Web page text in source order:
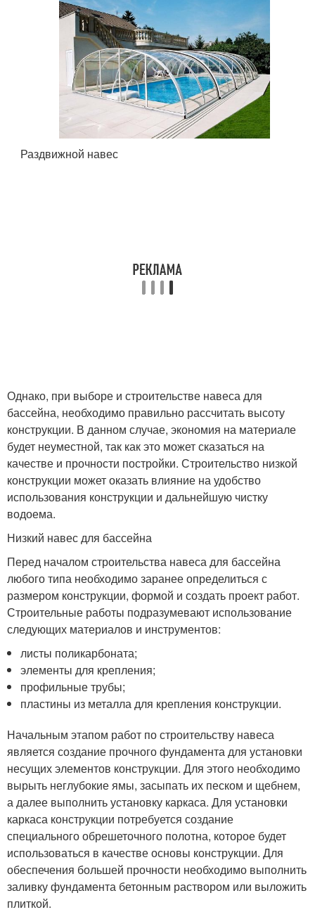
Раздвижной навес
Однако, при выборе и строительстве навеса для
бассейна, необходимо правильно рассчитать высоту
конструкции. В данном случае, экономия на материале
будет неуместной, так как это может сказаться на
качестве и прочности постройки. Строительство низкой
конструкции может оказать влияние на удобство
использования конструкции и дальнейшую чистку
водоема.
Низкий навес для бассейна
Перед началом строительства навеса для бассейна
любого типа необходимо заранее определиться с
размером конструкции, формой и создать проект работ.
Строительные работы подразумевают использование
следующих материалов и инструментов:
листы поликарбоната;
элементы для крепления;
профильные трубы;
пластины из металла для крепления конструкции.
Начальным этапом работ по строительству навеса
является создание прочного фундамента для установки
несущих элементов конструкции. Для этого необходимо
вырыть неглубокие ямы, засыпать их песком и щебнем,
а далее выполнить установку каркаса. Для установки
каркаса конструкции потребуется создание
специального обрешеточного полотна, которое будет
использоваться в качестве основы конструкции. Для
обеспечения большей прочности необходимо выполнить
заливку фундамента бетонным раствором или выложить
плиткой.